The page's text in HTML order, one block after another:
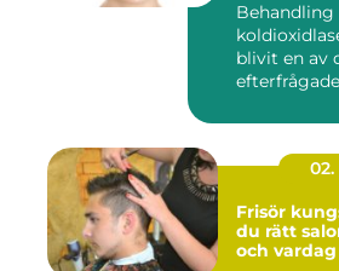
Behandling
blivit en av
Frisör
du rätt
och vardag